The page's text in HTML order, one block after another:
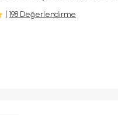
198 Değerlendirme